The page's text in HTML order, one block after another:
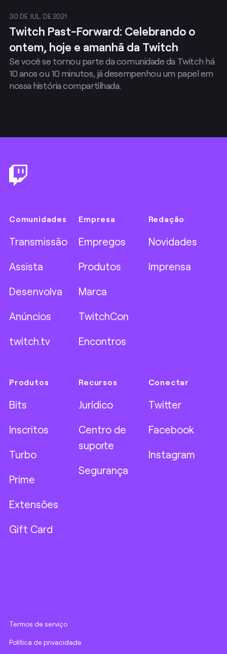
30 DE JUL. DE 2021
Twitch Past-Forward: Celebrando o
ontem, hoje e amanhã da Twitch
Se você se tornou parte da comunidade da Twitch há
10 anos ou 10 minutos, já desempenhou um papel em
nossa história compartilhada.
Comunidades
Transmissão
Assista
Desenvolva
Anúncios
twitch.tv
Empresa
Empregos
Produtos
Marca
TwitchCon
Encontros
Redação
Novidades
Imprensa
Produtos
Bits
Inscritos
Turbo
Prime
Extensões
Gift Card
Recursos
Jurídico
Centro de
suporte
Segurança
Conectar
Twitter
Facebook
Instagram
Termos de serviço
Política de privacidade